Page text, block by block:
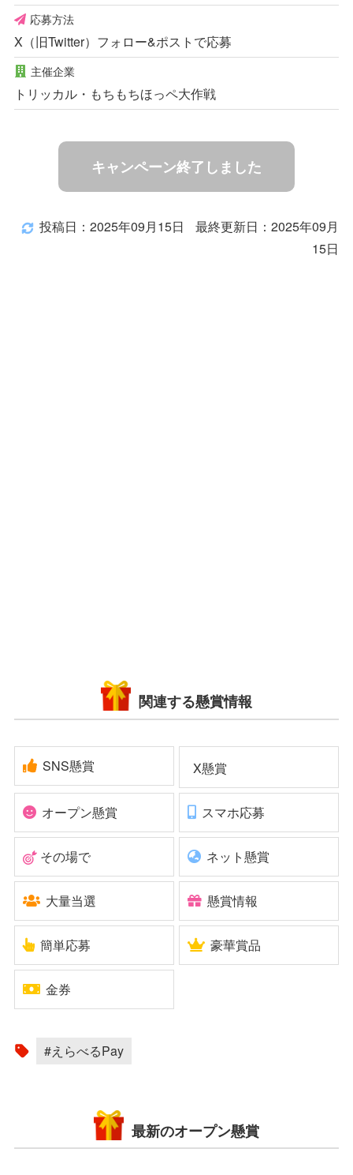
応募方法
X（旧Twitter）フォロー&ポストで応募
主催企業
トリッカル・もちもちほっペ大作戦
キャンペーン終了しました
投稿日：2025年09月15日
最終更新日：2025年09月
15日
関連する懸賞情報
SNS懸賞 X懸賞
オープン懸賞 スマホ応募
その場で ネット懸賞
大量当選 懸賞情報
簡単応募 豪華賞品
金券
#えらべるPay
最新のオープン懸賞